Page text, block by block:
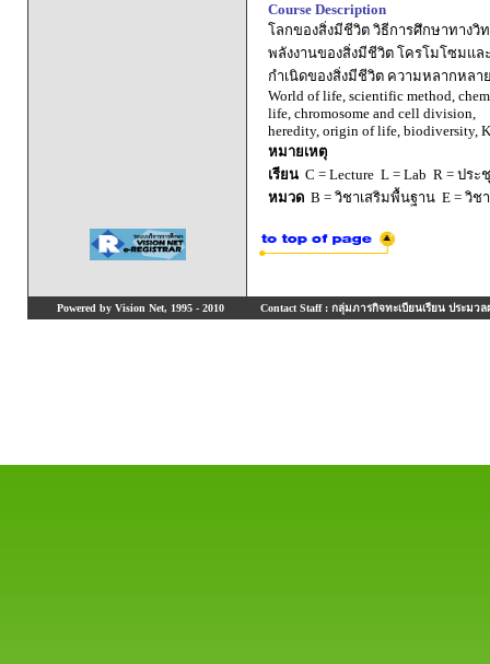
Course Description
โลกของสิ่งมีชีวิต วิธีการศึกษาทางวิ
พลังงานของสิ่งมีชีวิต โครโมโซมแ
กำเนิดของสิ่งมีชีวิต ความหลากหลา
World of life, scientific method,
life, chromosome and cell division,
heredity, origin of life, biodiversity,
หมายเหตุ
เรียน C = Lecture L = Lab R = ประ
หมวด B = วิชาเสริมพื้นฐาน E = วิช
Powered by Vision Net, 1995 - 2010 Contact Staff : กลุ่มภารกิจทะเบียนเรียน ประมวล